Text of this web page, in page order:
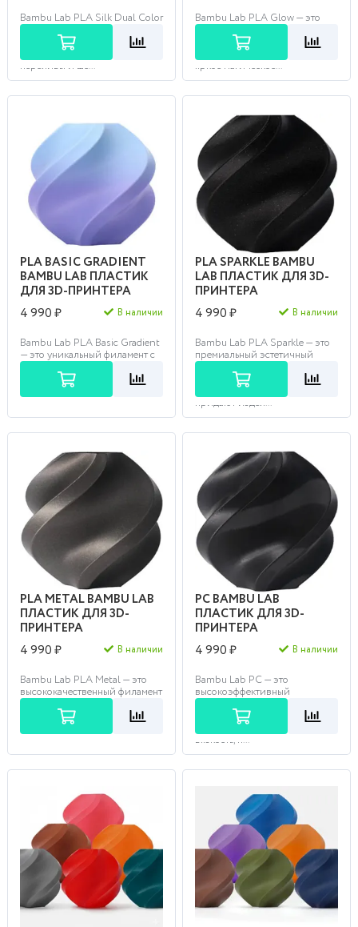
Bambu Lab PLA Silk Dual Color
— это магическое сочетание
двух цветов в одной нити,
создающее завораживающие
переливы и ше...
Bambu Lab PLA Glow — это
эффектный люминесцентный
пластик, который поглощает
световую энергию и излучает
яркое магическое...
PLA BASIC GRADIENT
BAMBU LAB ПЛАСТИК
ДЛЯ 3D-ПРИНТЕРА
4 990 ₽
В наличии
Bambu Lab PLA Basic Gradient
— это уникальный филамент с
плавным переходом цветов,
который позволяет создавать
эффектные ...
PLA SPARKLE BAMBU
LAB ПЛАСТИК ДЛЯ 3D-
ПРИНТЕРА
4 990 ₽
В наличии
Bambu Lab PLA Sparkle — это
премиальный эстетичный
филамент, наполненный
мерцающими
микрочастицами, которые
придают издел...
PLA METAL BAMBU LAB
ПЛАСТИК ДЛЯ 3D-
ПРИНТЕРА
4 990 ₽
В наличии
Bambu Lab PLA Metal — это
высококачественный филамент
с металлическим блеском,
создающий эффект литого
металла и придающи...
PC BAMBU LAB
ПЛАСТИК ДЛЯ 3D-
ПРИНТЕРА
4 990 ₽
В наличии
Bambu Lab PC — это
высокоэффективный
поликарбонат промышленного
класса, обеспечивающий
исключительную ударную
вязкость, п...